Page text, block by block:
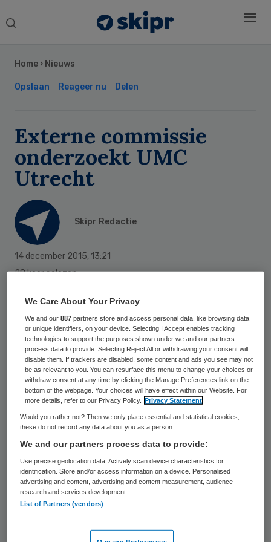
Search
Home › Nieuws
Opslaan Reageer nu Delen
Externe commissie
onderzoekt UMC
Utrecht
Skipr Redactie
14 december 2015, 13:21
28 keer gelezen
De Inspectie voor de Gezondheidszorg
(IGZ) heeft een externe commissie
ingesteld ter ondersteuning van een lopend
onderzoek naar mogelijke misstanden bij
het UMC Utrecht. Jan Willem Leer,
voormalig hoogleraar en hoofd van de
afdeling radiotherapie aan het
Radboudumc, is aangesteld als voorzitter,
maakte de IGZ maandag bekend.
De inspectie kondigde begin november een
onderzoek aan naar de patiëntveiligheid en
calamiteiten en klachten over een
Sidebar
We Care About Your Privacy
We and our887 partners store and access personal data, like browsing data
or unique identifiers, on your device. Selecting I Accept enables tracking
technologies to support the purposes shown under we and our partners
process data to provide. Selecting Reject All or withdrawing your consent will
disable them. If trackers are disabled, some content and ads you see may not
be as relevant to you. You can resurface this menu to change your choices or
withdraw consent at any time by clicking the Manage Preferences link on the
bottom of the webpage. Your choices will have effect within our Website. For
more details, refer to our Privacy Policy.
Privacy Statement
Would you rather not? Then we only place essential and statistical cookies,
these do not record any data about you as a person
We and our partners process data to provide:
Use precise geolocation data. Actively scan device characteristics for
identification. Store and/or access information on a device. Personalised
advertising and content, advertising and content measurement, audience
research and services development.
List of Partners (vendors)